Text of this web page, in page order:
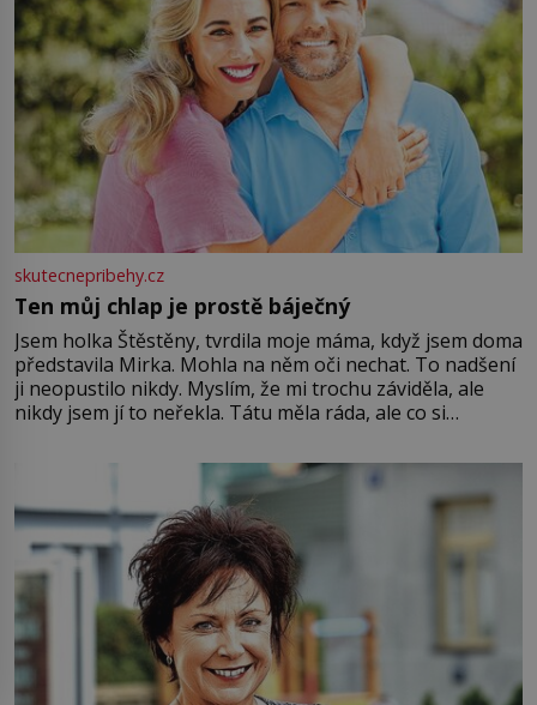
skutecnepribehy.cz
Ten můj chlap je prostě báječný
Jsem holka Štěstěny, tvrdila moje máma, když jsem doma
představila Mirka. Mohla na něm oči nechat. To nadšení
ji neopustilo nikdy. Myslím, že mi trochu záviděla, ale
nikdy jsem jí to neřekla. Tátu měla ráda, ale co si
Jsme spolu moc rádi Tehdy byla jiná doba, když